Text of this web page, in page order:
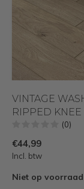
VINTAGE
RIPPED
(0)
€44,99
Incl. btw
Niet op voorraad